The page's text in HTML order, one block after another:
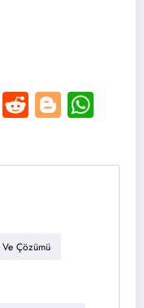
Tumblr
Reddit
Çözümü